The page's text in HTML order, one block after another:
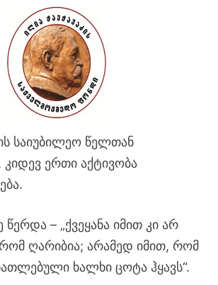
საიუბილეო წელთან
კიდევ ერთი აქტივობა
წერდა – „ქვეყანა იმით კი არ
ღარიბია; არამედ იმით, რომ
ხალხი ცოტა ჰყავს“.